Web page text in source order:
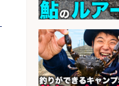
販売スタッフ/
捌く作業なし!
フ募集/東京都
会社名 イオン